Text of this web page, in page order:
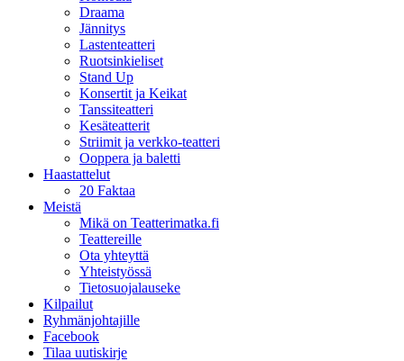
Draama
Jännitys
Lastenteatteri
Ruotsinkieliset
Stand Up
Konsertit ja Keikat
Tanssiteatteri
Kesäteatterit
Striimit ja verkko-teatteri
Ooppera ja baletti
Haastattelut
20 Faktaa
Meistä
Mikä on Teatterimatka.fi
Teattereille
Ota yhteyttä
Yhteistyössä
Tietosuojalauseke
Kilpailut
Ryhmänjohtajille
Facebook
Tilaa uutiskirje